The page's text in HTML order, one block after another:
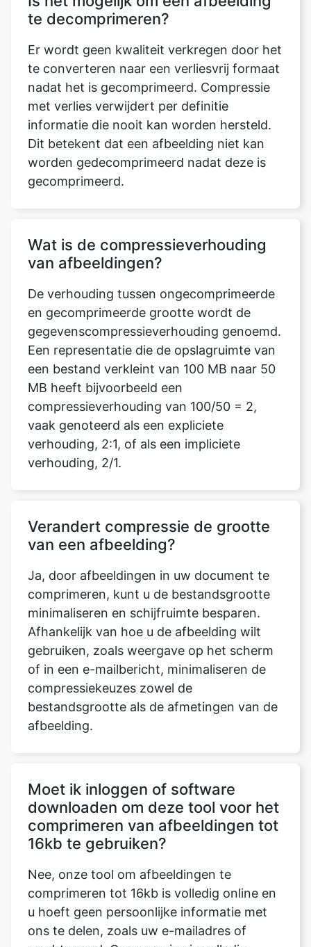
te converteren naar een verliesvrij formaat
nadat het is gecomprimeerd. Compressie
met verlies verwijdert per definitie
informatie die nooit kan worden hersteld.
Dit betekent dat een afbeelding niet kan
worden gedecomprimeerd nadat deze is
gecomprimeerd.
Wat is de compressieverhouding
De verhouding tussen ongecomprimeerde
en gecomprimeerde grootte wordt de
gegevenscompressieverhouding genoemd.
Een representatie die de opslagruimte van
een bestand verkleint van 100 MB naar 50
MB heeft bijvoorbeeld een
compressieverhouding van 100/50 = 2,
vaak genoteerd als een expliciete
verhouding, 2:1, of als een impliciete
verhouding, 2/1.
Verandert compressie de grootte
Ja, door afbeeldingen in uw document te
comprimeren, kunt u de bestandsgrootte
minimaliseren en schijfruimte besparen.
Afhankelijk van hoe u de afbeelding wilt
gebruiken, zoals weergave op het scherm
of in een e-mailbericht, minimaliseren de
compressiekeuzes zowel de
bestandsgrootte als de afmetingen van de
afbeelding.
Moet ik inloggen of software
16kb te gebruiken?
Nee, onze tool om afbeeldingen te
comprimeren tot 16kb is volledig online en
u hoeft geen persoonlijke informatie met
ons te delen, zoals uw e-mailadres of
wachtwoord. Onze service is volledig
gratis. U hoeft geen software te
downloaden of u aan te melden voor een